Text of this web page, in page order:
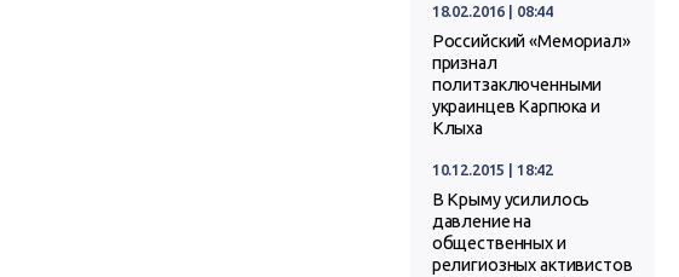
18.02.2016 | 08:44
Российский «Мемориал»
признал
политзаключенными
украинцев Карпюка и
Клыха
10.12.2015 | 18:42
В Крыму усилилось
давление на
общественных и
религиозных активистов